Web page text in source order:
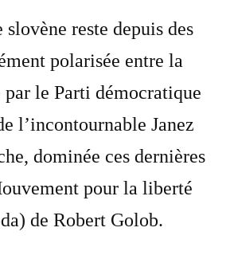
reste depuis des
polarisée entre la
le Parti démocratique
l’incontournable Janez
dominée ces dernières
pour la liberté
de Robert Golob.